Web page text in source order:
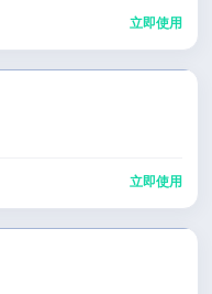
立即使用
立即使用